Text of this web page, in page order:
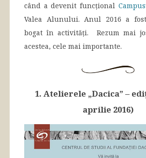
când a devenit funcțional
Valea Alunului. Anul 2016 a
bogat în activități. Rezum mai
acestea, cele mai importante.
1. Atelierele „Dacica” –
aprilie 2016)